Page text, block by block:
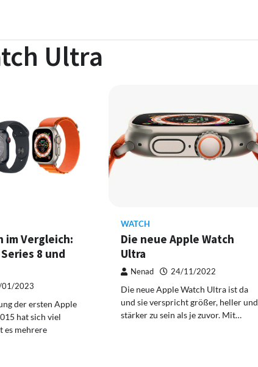
Ultra
im Vergleich:
8 und
01/2023
der ersten Apple
hat sich viel
es mehrere
WATCH
Die neue Apple Watch
Ultra
Nenad 24/11/2022
Die neue Apple Watch Ultra ist da
und sie verspricht größer, heller und
stärker zu sein als je zuvor. Mit…